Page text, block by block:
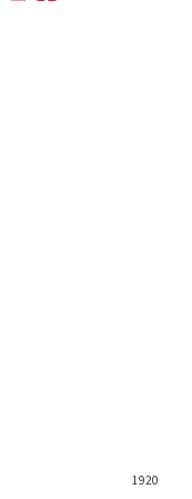
1920